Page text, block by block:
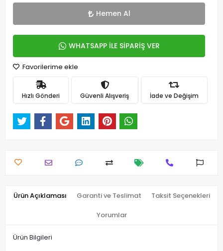
Hemen Al
WHATSAPP İLE SİPARİŞ VER
Favorilerime ekle
Hızlı Gönderi Güvenli Alışveriş İade ve Değişim
Ürün Açıklaması Garanti ve Teslimat Taksit Seçenekleri
Yorumlar
Ürün Bilgileri